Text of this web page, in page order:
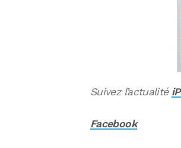
Suivez l’actualité
Facebook